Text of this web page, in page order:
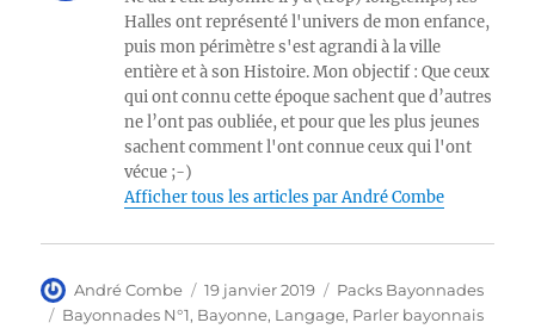
Halles ont représenté l'univers de mon enfance,
puis mon périmètre s'est agrandi à la ville
entière et à son Histoire. Mon objectif : Que ceux
qui ont connu cette époque sachent que d’autres
ne l’ont pas oubliée, et pour que les plus jeunes
sachent comment l'ont connue ceux qui l'ont
vécue ;-)
Afficher tous les articles par André Combe
Auteur
André Combe
Publié
le
19 janvier 2019 Catégories
Packs Bayonnades
Étiquettes
Bayonnades N°1, Bayonne, Langage, Parler bayonnais